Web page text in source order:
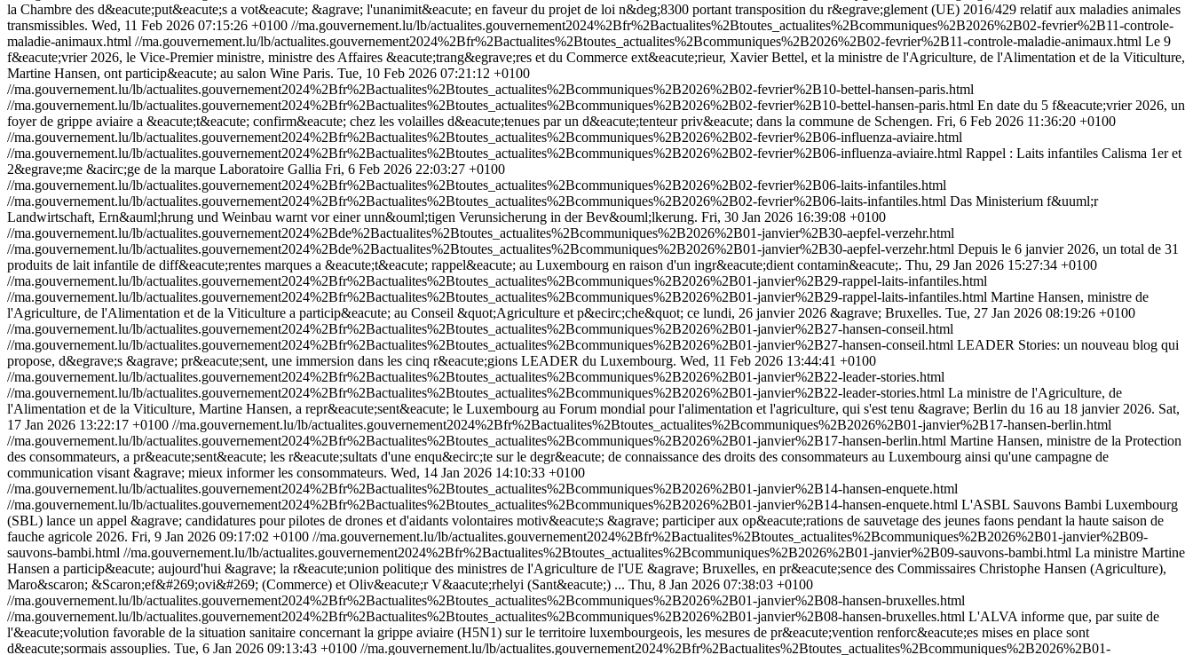
la Chambre des d&eacute;put&eacute;s a vot&eacute; &agrave; l'unanimit&eacute; en faveur du projet de loi n&deg;8300 portant transposition du r&egrave;glement (UE) 2016/429 relatif aux maladies animales
transmissibles. Wed, 11 Feb 2026 07:15:26 +0100 //ma.gouvernement.lu/lb/actualites.gouvernement2024%2Bfr%2Bactualites%2Btoutes_actualites%2Bcommuniques%2B2026%2B02-fevrier%2B11-controle-
maladie-animaux.html //ma.gouvernement.lu/lb/actualites.gouvernement2024%2Bfr%2Bactualites%2Btoutes_actualites%2Bcommuniques%2B2026%2B02-fevrier%2B11-controle-maladie-animaux.html Le 9
f&eacute;vrier 2026, le Vice-Premier ministre, ministre des Affaires &eacute;trang&egrave;res et du Commerce ext&eacute;rieur, Xavier Bettel, et la ministre de l'Agriculture, de l'Alimentation et de la Viticulture,
Martine Hansen, ont particip&eacute; au salon Wine Paris. Tue, 10 Feb 2026 07:21:12 +0100
//ma.gouvernement.lu/lb/actualites.gouvernement2024%2Bfr%2Bactualites%2Btoutes_actualites%2Bcommuniques%2B2026%2B02-fevrier%2B10-bettel-hansen-paris.html
//ma.gouvernement.lu/lb/actualites.gouvernement2024%2Bfr%2Bactualites%2Btoutes_actualites%2Bcommuniques%2B2026%2B02-fevrier%2B10-bettel-hansen-paris.html En date du 5 f&eacute;vrier 2026, un
foyer de grippe aviaire a &eacute;t&eacute; confirm&eacute; chez les volailles d&eacute;tenues par un d&eacute;tenteur priv&eacute; dans la commune de Schengen. Fri, 6 Feb 2026 11:36:20 +0100
//ma.gouvernement.lu/lb/actualites.gouvernement2024%2Bfr%2Bactualites%2Btoutes_actualites%2Bcommuniques%2B2026%2B02-fevrier%2B06-influenza-aviaire.html
//ma.gouvernement.lu/lb/actualites.gouvernement2024%2Bfr%2Bactualites%2Btoutes_actualites%2Bcommuniques%2B2026%2B02-fevrier%2B06-influenza-aviaire.html Rappel : Laits infantiles Calisma 1er et
2&egrave;me &acirc;ge de la marque Laboratoire Gallia Fri, 6 Feb 2026 22:03:27 +0100
//ma.gouvernement.lu/lb/actualites.gouvernement2024%2Bfr%2Bactualites%2Btoutes_actualites%2Bcommuniques%2B2026%2B02-fevrier%2B06-laits-infantiles.html
//ma.gouvernement.lu/lb/actualites.gouvernement2024%2Bfr%2Bactualites%2Btoutes_actualites%2Bcommuniques%2B2026%2B02-fevrier%2B06-laits-infantiles.html Das Ministerium f&uuml;r
Landwirtschaft, Ern&auml;hrung und Weinbau warnt vor einer unn&ouml;tigen Verunsicherung in der Bev&ouml;lkerung. Fri, 30 Jan 2026 16:39:08 +0100
//ma.gouvernement.lu/lb/actualites.gouvernement2024%2Bde%2Bactualites%2Btoutes_actualites%2Bcommuniques%2B2026%2B01-janvier%2B30-aepfel-verzehr.html
//ma.gouvernement.lu/lb/actualites.gouvernement2024%2Bde%2Bactualites%2Btoutes_actualites%2Bcommuniques%2B2026%2B01-janvier%2B30-aepfel-verzehr.html Depuis le 6 janvier 2026, un total de 31
produits de lait infantile de diff&eacute;rentes marques a &eacute;t&eacute; rappel&eacute; au Luxembourg en raison d'un ingr&eacute;dient contamin&eacute;. Thu, 29 Jan 2026 15:27:34 +0100
//ma.gouvernement.lu/lb/actualites.gouvernement2024%2Bfr%2Bactualites%2Btoutes_actualites%2Bcommuniques%2B2026%2B01-janvier%2B29-rappel-laits-infantiles.html
//ma.gouvernement.lu/lb/actualites.gouvernement2024%2Bfr%2Bactualites%2Btoutes_actualites%2Bcommuniques%2B2026%2B01-janvier%2B29-rappel-laits-infantiles.html Martine Hansen, ministre de
l'Agriculture, de l'Alimentation et de la Viticulture a particip&eacute; au Conseil &quot;Agriculture et p&ecirc;che&quot; ce lundi, 26 janvier 2026 &agrave; Bruxelles. Tue, 27 Jan 2026 08:19:26 +0100
//ma.gouvernement.lu/lb/actualites.gouvernement2024%2Bfr%2Bactualites%2Btoutes_actualites%2Bcommuniques%2B2026%2B01-janvier%2B27-hansen-conseil.html
//ma.gouvernement.lu/lb/actualites.gouvernement2024%2Bfr%2Bactualites%2Btoutes_actualites%2Bcommuniques%2B2026%2B01-janvier%2B27-hansen-conseil.html LEADER Stories: un nouveau blog qui
propose, d&egrave;s &agrave; pr&eacute;sent, une immersion dans les cinq r&eacute;gions LEADER du Luxembourg. Wed, 11 Feb 2026 13:44:41 +0100
//ma.gouvernement.lu/lb/actualites.gouvernement2024%2Bfr%2Bactualites%2Btoutes_actualites%2Bcommuniques%2B2026%2B01-janvier%2B22-leader-stories.html
//ma.gouvernement.lu/lb/actualites.gouvernement2024%2Bfr%2Bactualites%2Btoutes_actualites%2Bcommuniques%2B2026%2B01-janvier%2B22-leader-stories.html La ministre de l'Agriculture, de
l'Alimentation et de la Viticulture, Martine Hansen, a repr&eacute;sent&eacute; le Luxembourg au Forum mondial pour l'alimentation et l'agriculture, qui s'est tenu &agrave; Berlin du 16 au 18 janvier 2026. Sat,
17 Jan 2026 13:22:17 +0100 //ma.gouvernement.lu/lb/actualites.gouvernement2024%2Bfr%2Bactualites%2Btoutes_actualites%2Bcommuniques%2B2026%2B01-janvier%2B17-hansen-berlin.html
//ma.gouvernement.lu/lb/actualites.gouvernement2024%2Bfr%2Bactualites%2Btoutes_actualites%2Bcommuniques%2B2026%2B01-janvier%2B17-hansen-berlin.html Martine Hansen, ministre de la Protection
des consommateurs, a pr&eacute;sent&eacute; les r&eacute;sultats d'une enqu&ecirc;te sur le degr&eacute; de connaissance des droits des consommateurs au Luxembourg ainsi qu'une campagne de
communication visant &agrave; mieux informer les consommateurs. Wed, 14 Jan 2026 14:10:33 +0100
//ma.gouvernement.lu/lb/actualites.gouvernement2024%2Bfr%2Bactualites%2Btoutes_actualites%2Bcommuniques%2B2026%2B01-janvier%2B14-hansen-enquete.html
//ma.gouvernement.lu/lb/actualites.gouvernement2024%2Bfr%2Bactualites%2Btoutes_actualites%2Bcommuniques%2B2026%2B01-janvier%2B14-hansen-enquete.html L'ASBL Sauvons Bambi Luxembourg
(SBL) lance un appel &agrave; candidatures pour pilotes de drones et d'aidants volontaires motiv&eacute;s &agrave; participer aux op&eacute;rations de sauvetage des jeunes faons pendant la haute saison de
fauche agricole 2026. Fri, 9 Jan 2026 09:17:02 +0100 //ma.gouvernement.lu/lb/actualites.gouvernement2024%2Bfr%2Bactualites%2Btoutes_actualites%2Bcommuniques%2B2026%2B01-janvier%2B09-
sauvons-bambi.html //ma.gouvernement.lu/lb/actualites.gouvernement2024%2Bfr%2Bactualites%2Btoutes_actualites%2Bcommuniques%2B2026%2B01-janvier%2B09-sauvons-bambi.html La ministre Martine
Hansen a particip&eacute; aujourd'hui &agrave; la r&eacute;union politique des ministres de l'Agriculture de l'UE &agrave; Bruxelles, en pr&eacute;sence des Commissaires Christophe Hansen (Agriculture),
Maro&scaron; &Scaron;ef&#269;ovi&#269; (Commerce) et Oliv&eacute;r V&aacute;rhelyi (Sant&eacute;) ... Thu, 8 Jan 2026 07:38:03 +0100
//ma.gouvernement.lu/lb/actualites.gouvernement2024%2Bfr%2Bactualites%2Btoutes_actualites%2Bcommuniques%2B2026%2B01-janvier%2B08-hansen-bruxelles.html
//ma.gouvernement.lu/lb/actualites.gouvernement2024%2Bfr%2Bactualites%2Btoutes_actualites%2Bcommuniques%2B2026%2B01-janvier%2B08-hansen-bruxelles.html L'ALVA informe que, par suite de
l'&eacute;volution favorable de la situation sanitaire concernant la grippe aviaire (H5N1) sur le territoire luxembourgeois, les mesures de pr&eacute;vention renforc&eacute;es mises en place sont
d&eacute;sormais assouplies. Tue, 6 Jan 2026 09:13:43 +0100 //ma.gouvernement.lu/lb/actualites.gouvernement2024%2Bfr%2Bactualites%2Btoutes_actualites%2Bcommuniques%2B2026%2B01-